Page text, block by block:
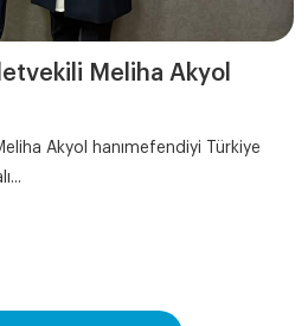
Meliha Akyol
Akyol hanımefendiyi Türkiye